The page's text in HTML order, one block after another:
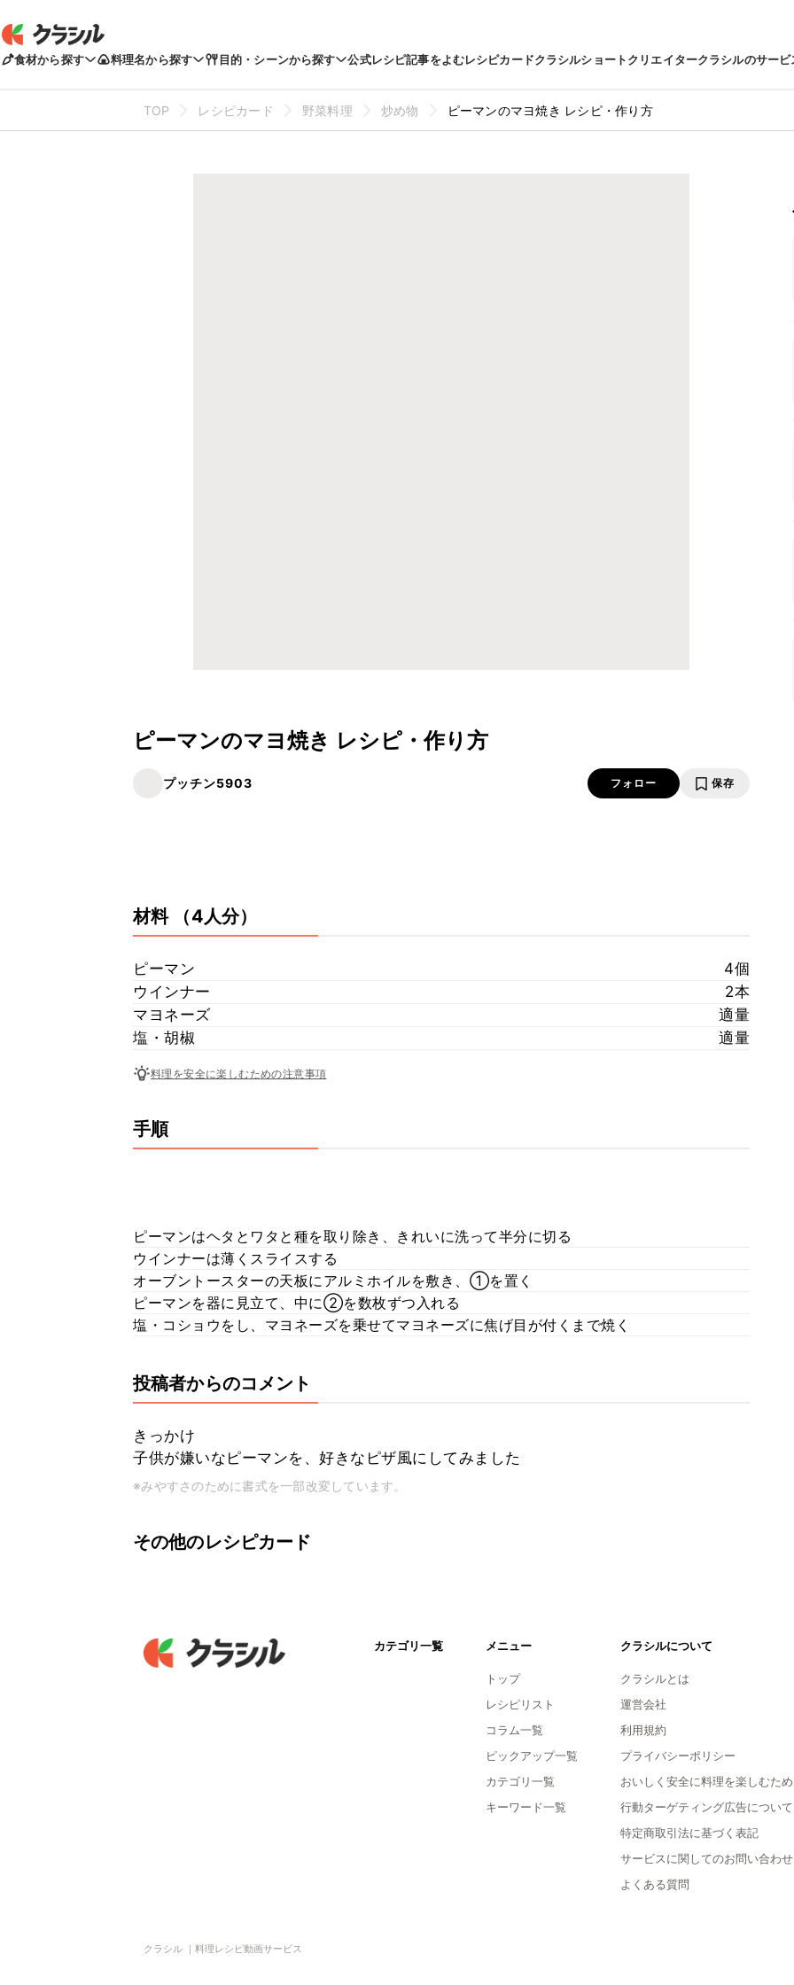
食材から探す 料理名から探す 目的・シーンから探す 公式レシピ記事をよむレシピカードクラシルショートクリエイタークラシルのサービ
TOP レシピカード 野菜料理 炒め物 ピーマンのマヨ焼き レシピ・作り方
ピーマンのマヨ焼き レシピ・作り方
プッチン5903 フォロー 保存
材料 （4人分）
ピーマン
4個
ウインナー
2本
マヨネーズ
適量
塩・胡椒
適量
料理を安全に楽しむための注意事項
手順
ピーマンはヘタとワタと種を取り除き、きれいに洗って半分に切る
ウインナーは薄くスライスする
オーブントースターの天板にアルミホイルを敷き、①を置く
ピーマンを器に見立て、中に②を数枚ずつ入れる
塩・コショウをし、マヨネーズを乗せてマヨネーズに焦げ目が付くまで焼く
投稿者からのコメント
きっかけ
子供が嫌いなピーマンを、好きなピザ風にしてみました
※みやすさのために書式を一部改変しています。
その他のレシピカード
カテゴリ一覧 メニュー
トップ
レシピリスト
コラム一覧
ピックアップ一覧
カテゴリ一覧
キーワード一覧
クラシルについて
クラシルとは
運営会社
利用規約
プライバシーポリシー
おいしく安全に料理を楽しむため
行動ターゲティング広告について
特定商取引法に基づく表記
サービスに関してのお問い合わせ
よくある質問
クラシル ｜料理レシピ動画サービス